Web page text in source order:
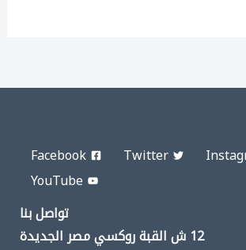
Twitter
Facebook
YouTube
تواصل بنا
12 ش القبة روكسي مصر الجديدة